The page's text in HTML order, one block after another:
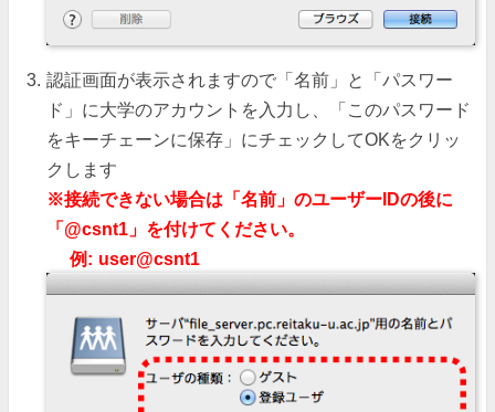
認証画面が表示されますので「名前」と「パスワー
ド」に大学のアカウントを入力し、「このパスワード
をキーチェーンに保存」にチェックしてOKをクリッ
クします
※接続できない場合は「名前」のユーザーIDの後に
「@csnt1」を付けてください。
例: user@csnt1